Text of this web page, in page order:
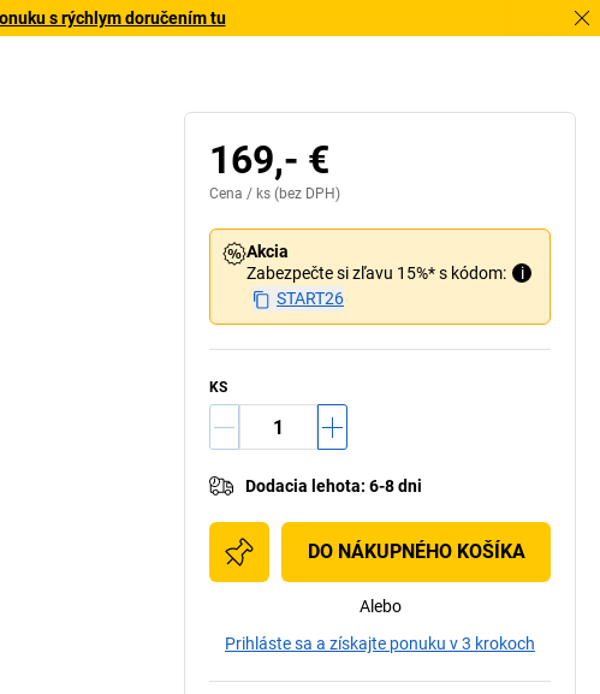
s rýchlym doručením tu
169,- €
Cena / ks (bez DPH)
Akcia
Zabezpečte si zľavu 15%* s kódom:
i
START26
KS
Dodacia lehota: 6-8 dni
DO NÁKUPNÉHO KOŠÍKA
Alebo
Prihláste sa a získajte ponuku v 3 krokoch